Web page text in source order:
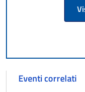
Eventi correlati